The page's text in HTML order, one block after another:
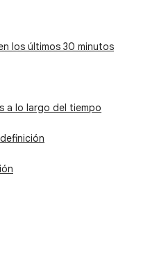
los últimos 30 minutos
a lo largo del tiempo